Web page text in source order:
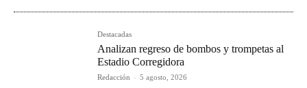
Destacadas
Analizan regreso de bombos y trompetas al
Estadio Corregidora
Redacción - 5 agosto, 2026